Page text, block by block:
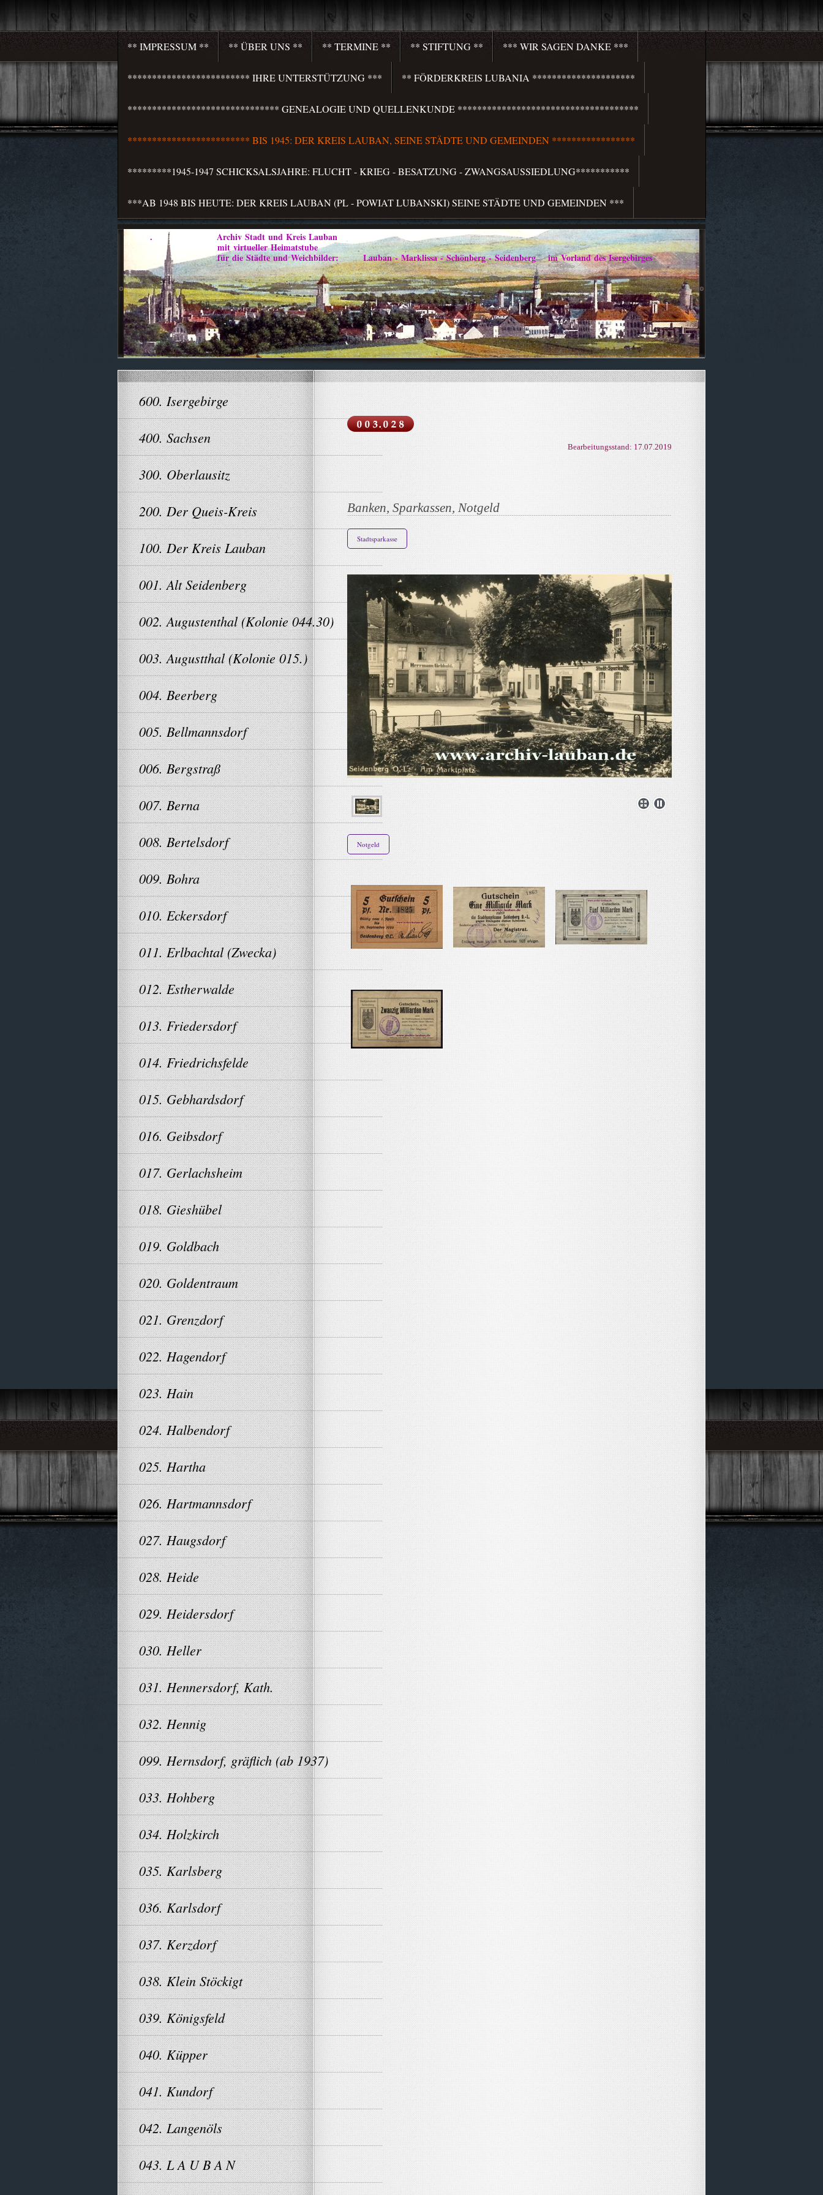
** IMPRESSUM ** ** ÜBER UNS ** ** TERMINE ** ** STIFTUNG ** *** WIR SAGEN DANKE ***
************************* IHRE UNTERSTÜTZUNG *** ** FÖRDERKREIS LUBANIA *********************
******************************* GENEALOGIE UND QUELLENKUNDE *************************************
************************* BIS 1945: DER KREIS LAUBAN, SEINE STÄDTE UND GEMEINDEN *****************
*********1945-1947 SCHICKSALSJAHRE: FLUCHT - KRIEG - BESATZUNG - ZWANGSAUSSIEDLUNG***********
***AB 1948 BIS HEUTE: DER KREIS LAUBAN (PL - POWIAT LUBANSKI) SEINE STÄDTE UND GEMEINDEN ***
. Archiv Stadt und Kreis Lauban
mit virtueller Heimatstube
für die Städte und Weichbilder: Lauban - Marklissa - Schönberg - Seidenberg im Vorland des Isergebirges
600. Isergebirge
400. Sachsen
300. Oberlausitz
200. Der Queis-Kreis
100. Der Kreis Lauban
001. Alt Seidenberg
002. Augustenthal (Kolonie 044.30)
003. Augustthal (Kolonie 015.)
004. Beerberg
005. Bellmannsdorf
006. Bergstraß
007. Berna
008. Bertelsdorf
009. Bohra
010. Eckersdorf
011. Erlbachtal (Zwecka)
012. Estherwalde
013. Friedersdorf
014. Friedrichsfelde
015. Gebhardsdorf
016. Geibsdorf
017. Gerlachsheim
018. Gieshübel
019. Goldbach
020. Goldentraum
021. Grenzdorf
022. Hagendorf
023. Hain
024. Halbendorf
025. Hartha
026. Hartmannsdorf
027. Haugsdorf
028. Heide
029. Heidersdorf
030. Heller
031. Hennersdorf, Kath.
032. Hennig
099. Hernsdorf, gräflich (ab 1937)
033. Hohberg
034. Holzkirch
035. Karlsberg
036. Karlsdorf
037. Kerzdorf
038. Klein Stöckigt
039. Königsfeld
040. Küpper
041. Kundorf
042. Langenöls
043. L A U B A N
Bearbeitungsstand: 17.07.2019
Banken, Sparkassen, Notgeld
Stadtsparkasse
Notgeld